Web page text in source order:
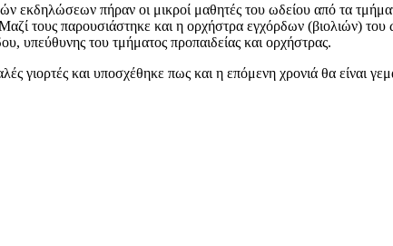
πήραν οι μικροί μαθητές του ωδείου από τα
Μαζί τους παρουσιάστηκε και η ορχήστρα εγχόρδων (βιολιών)
υπεύθυνης του τμήματος προπαιδείας και ορχήστρας.
γιορτές και υποσχέθηκε πως και η επόμενη χρονιά θα είναι